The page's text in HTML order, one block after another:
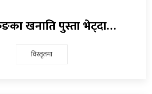
खनाति पुस्ता भेट्दा…
विस्तृतमा